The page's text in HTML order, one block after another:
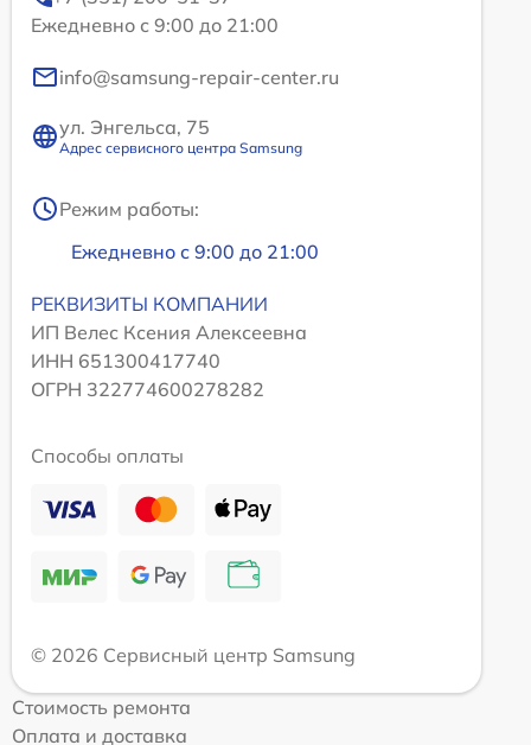
Ежедневно с 9:00 до 21:00
info@samsung-repair-center.ru
ул. Энгельса, 75
Адрес сервисного центра Samsung
Режим работы:
Ежедневно с 9:00 до 21:00
РЕКВИЗИТЫ КОМПАНИИ
ИП Велес Ксения Алексеевна
ИНН 651300417740
ОГРН 322774600278282
Способы оплаты
© 2026 Сервисный центр Samsung
Стоимость ремонта
Оплата и доставка